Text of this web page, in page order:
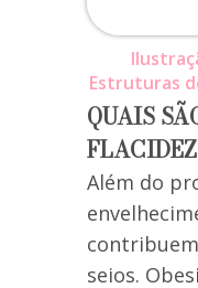
Estruturas
QUAIS
Além do
seios.